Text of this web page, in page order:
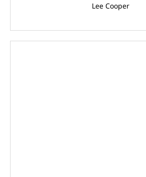
Lee Cooper